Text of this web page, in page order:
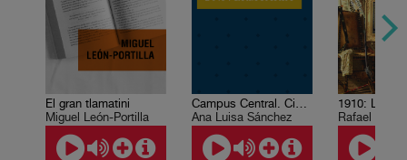
El gran tlamatini
Miguel León-Portilla
Campus Central. Ciudad Universitaria
Ana Luisa Sánchez